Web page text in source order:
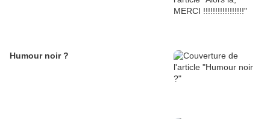
Humour noir ?